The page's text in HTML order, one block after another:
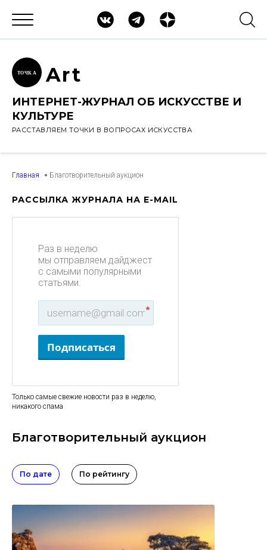
ТОЧК А Art
ИНТЕРНЕТ-ЖУРНАЛ ОБ ИСКУССТВЕ И
КУЛЬТУРЕ
РАССТАВЛЯЕМ ТОЧКИ В ВОПРОСАХ ИСКУССТВА
Главная Благотворительный аукцион
РАССЫЛКА ЖУРНАЛА НА E-MAIL
Раз в неделю
мы отправляем дайджест
с самыми популярными
статьями.
*
Подписаться
Только самые свежие новости раз в неделю,
никакого спама
Благотворительный аукцион
По дате По рейтингу